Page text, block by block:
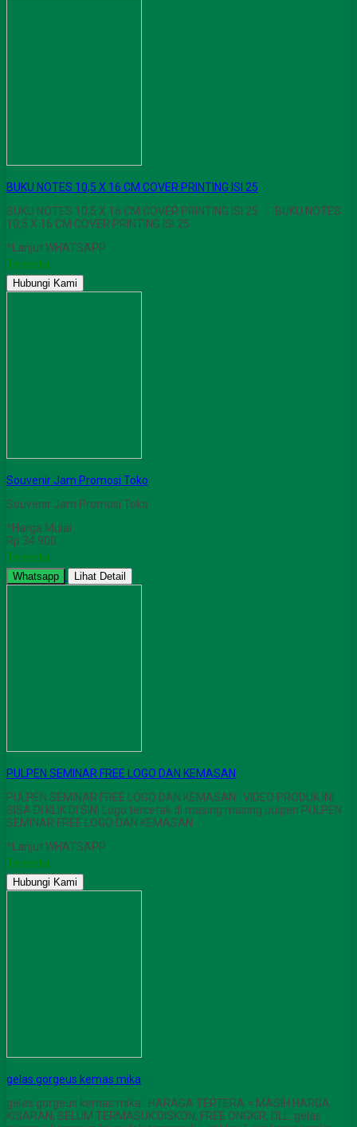
BUKU NOTES 10,5 X 16 CM COVER PRINTING ISI 25
BUKU NOTES 10,5 X 16 CM COVER PRINTING ISI 25 BUKU NOTES
10,5 X 16 CM COVER PRINTING ISI 25
*Lanjut WHATSAPP
Tersedia
Hubungi Kami
Souvenir Jam Promosi Toko
Souvenir Jam Promosi Toko
*Harga Mulai
Rp 34.900
Tersedia
Whatsapp Lihat Detail
PULPEN SEMINAR FREE LOGO DAN KEMASAN
PULPEN SEMINAR FREE LOGO DAN KEMASAN VIDEO PRODUK INI
BISA DI KLIK DI SINI Logo tercetak di masing masing pulpen PULPEN
SEMINAR FREE LOGO DAN KEMASAN
*Lanjut WHATSAPP
Tersedia
Hubungi Kami
gelas gorgeus kemas mika
gelas gorgeus kemas mika HARAGA TERTERA = MASIH HARGA
KISARAN, BELUM TERMASUK DISKON, FREE ONGKIR, DLL. gelas